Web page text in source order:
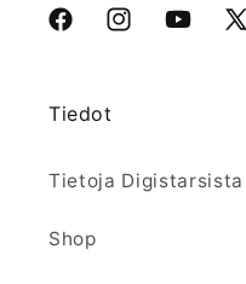
FacebookInstagramYouTube
X
Tiedot
Tietoja Digistarsista
Shop